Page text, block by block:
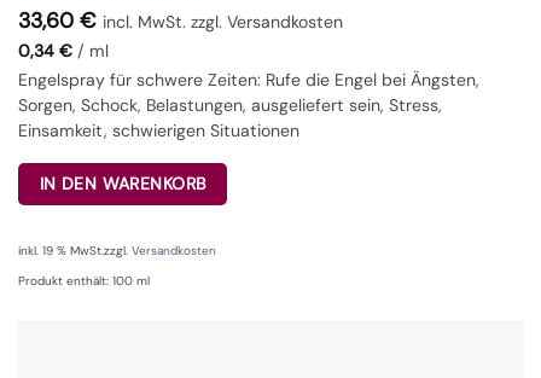
33,60 € incl. MwSt. zzgl. Versandkosten
0,34 €/ ml
Engelspray für schwere Zeiten: Rufe die Engel bei Ängsten,
Sorgen, Schock, Belastungen, ausgeliefert sein, Stress,
Einsamkeit, schwierigen Situationen
IN DEN WARENKORB
inkl. 19 % MwSt.zzgl. Versandkosten
Produkt enthält: 100 ml